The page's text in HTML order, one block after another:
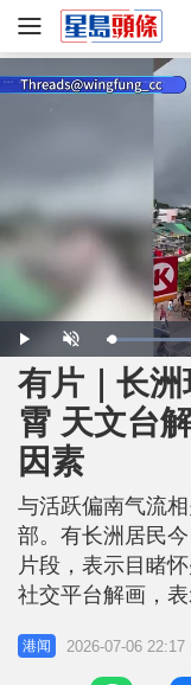
P
l
a
y
U
n
m
u
有片｜长
霄 天文台
因素
与活跃偏南气流
部。有长洲居民
片段，表示目睹
社交平台解画，
水龙卷要根据一
开狂风大作，乌
港闻 2026-07-06 22:17